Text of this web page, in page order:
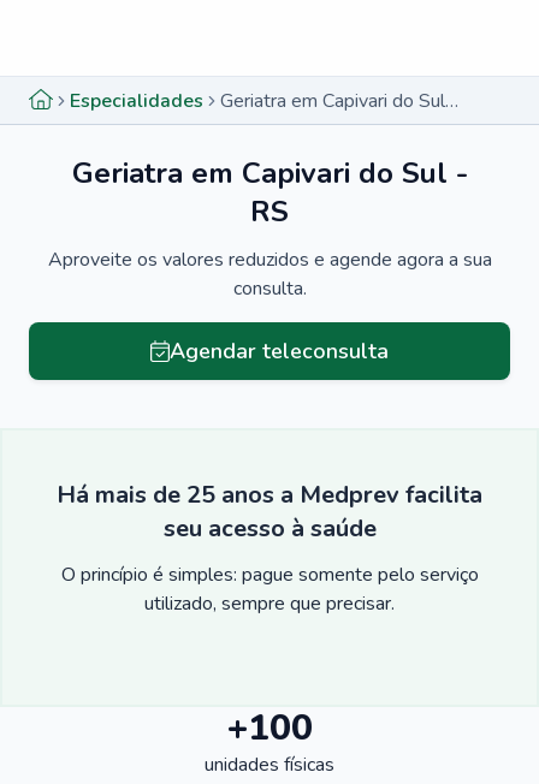
Especialidades Geriatra em Capivari do Sul - RS
Geriatra em Capivari do Sul -
RS
Aproveite os valores reduzidos e agende agora a sua
consulta.
Agendar teleconsulta
Há mais de 25 anos a Medprev facilita
seu acesso à saúde
O princípio é simples: pague somente pelo serviço
utilizado, sempre que precisar.
+100
unidades físicas